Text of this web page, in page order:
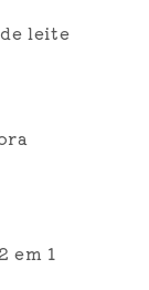
leite
em 1